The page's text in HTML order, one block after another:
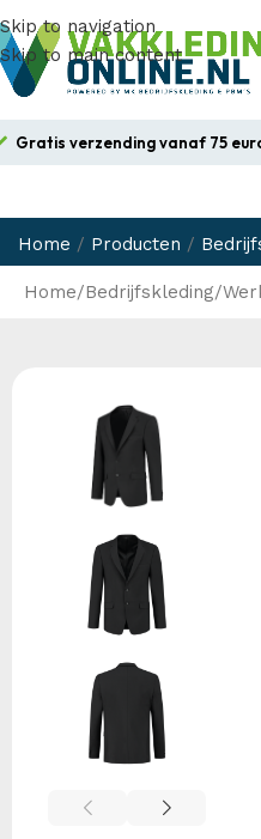
Skip to navigation
Skip to main content
Gratis verzending vanaf 75
Home / Producten /
Home Bedrijfskleding